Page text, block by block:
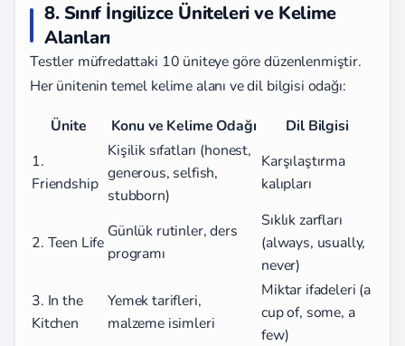
8. Sınıf İngilizce Üniteleri ve Kelime
Alanları
Testler müfredattaki 10 üniteye göre düzenlenmiştir.
Her ünitenin temel kelime alanı ve dil bilgisi odağı:
Ünite
Konu ve Kelime Odağı
Dil Bilgisi
1.
Friendship
Kişilik sıfatları (honest,
generous, selfish,
stubborn)
Karşılaştırma
kalıpları
2. Teen Life
Günlük rutinler, ders
programı
Sıklık zarfları
(always, usually,
never)
3. In the
Kitchen
Yemek tarifleri,
malzeme isimleri
Miktar ifadeleri (a
cup of, some, a
few)